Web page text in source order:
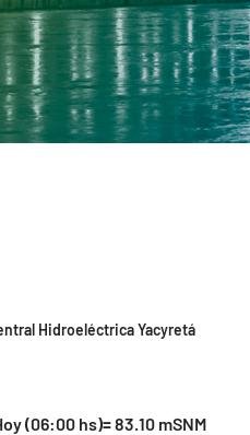
Hidroeléctrica Yacyretá
(06:00 hs)= 83.10 mSNM